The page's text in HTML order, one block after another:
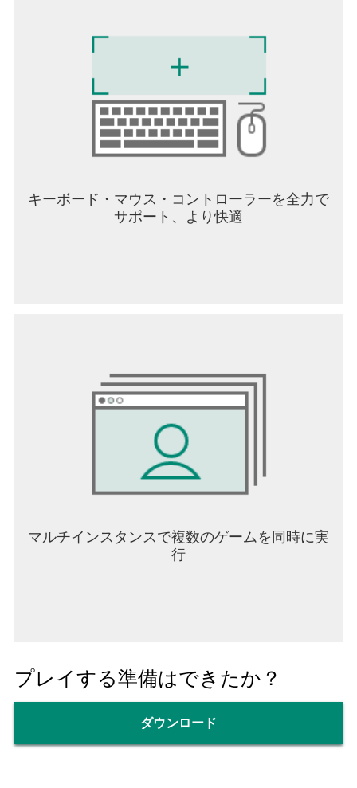
・本格的で重厚なストーリーのスマホRPGをプレ
・大迫力の3Dムービーや綺麗なグラフィックのゲ
ームアプリを探している
・英雄と冒険する育成RPGが好き
・シングルプレイもギルドバトルも楽しみたい
・名作ロールプレイングゲームの最新作をプレイ
が試されるシミュレーションゲームが好き
・豪華声優陣のキャラクターボイスが楽しめる人
気RPGを探している
-国境付近で賊に襲われている旅団あり-
報せを受け、現場へと赴いたリオニスの若き王子
そこでモントは、思いもがけない人物と運命的な
出会いを果たす。
女マシュリーであった。
2人の運命的な出会いを機に、
作！
『幻影戦争』と呼ばれる物語が、今はじまる。
キーボード・マウス・コントローラーを全力で
サポート、より快適
マルチインスタンスで複数のゲームを同時に実
行
プレイする準備はできたか？
ダウンロード